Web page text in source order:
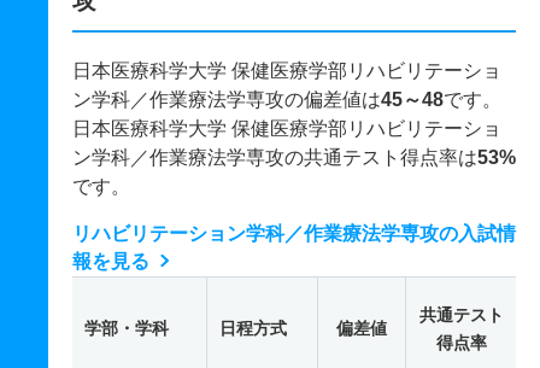
日本医療科学大学 保健医療学部リハビリテーショ
ン学科／作業療法学専攻の偏差値は45～48です。
日本医療科学大学 保健医療学部リハビリテーショ
ン学科／作業療法学専攻の共通テスト得点率は53%
です。
リハビリテーション学科／作業療法学専攻の入試情
報を見る
学部・学科 日程方式 偏差値
共通テスト
得点率